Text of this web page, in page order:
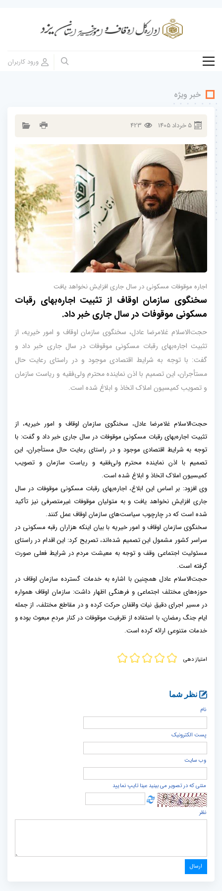
خبر ویژه
5خرداد1405
423
اجاره موقوفات مسکونی در سال جاری افزایش نخواهد یافت
سخنگوی سازمان اوقاف از تثبیت اجاره‌بهای رقبات
مسکونی موقوفات در سال جاری خبر داد.
حجت‌الاسلام غلامرضا عادل، سخنگوی سازمان اوقاف و امور خیریه، از
تثبیت اجاره‌بهای رقبات مسکونی موقوفات در سال جاری خبر داد و
گفت: با توجه به شرایط اقتصادی موجود و در راستای رعایت حال
مستأجران، این تصمیم با اذن نماینده محترم ولی‌فقیه و ریاست سازمان
و تصویب کمیسیون املاک اتخاذ و ابلاغ شده است.
حجت‌الاسلام غلامرضا عادل، سخنگوی سازمان اوقاف و امور خیریه، از
تثبیت اجاره‌بهای رقبات مسکونی موقوفات در سال جاری خبر داد و گفت: با
توجه به شرایط اقتصادی موجود و در راستای رعایت حال مستأجران، این
تصمیم با اذن نماینده محترم ولی‌فقیه و ریاست سازمان و تصویب
کمیسیون املاک اتخاذ و ابلاغ شده است.
وی افزود: بر اساس این ابلاغ، اجاره‌بهای رقبات مسکونی موقوفات در سال
جاری افزایش نخواهد یافت و به متولیان موقوفات غیرمتصرفی نیز تأکید
شده است که در چارچوب سیاست‌های سازمان اوقاف عمل کنند.
سخنگوی سازمان اوقاف و امور خیریه با بیان اینکه هزاران رقبه مسکونی در
سراسر کشور مشمول این تصمیم شده‌اند، تصریح کرد: این اقدام در راستای
مسئولیت اجتماعی وقف و توجه به معیشت مردم در شرایط فعلی صورت
گرفته است.
حجت‌الاسلام عادل همچنین با اشاره به خدمات گسترده سازمان اوقاف در
حوزه‌های مختلف اجتماعی و فرهنگی اظهار داشت: سازمان اوقاف همواره
در مسیر اجرای دقیق نیات واقفان حرکت کرده و در مقاطع مختلف، از جمله
ایام جنگ رمضان، با استفاده از ظرفیت موقوفات در کنار مردمِ مبعوث بوده و
خدمات متنوعی ارائه کرده است.
امتیاز دهی
نظر شما
نام
پست الكترونيک
وب سایت
متنی که در تصویر می بینید عینا تایپ نمایید
نظر